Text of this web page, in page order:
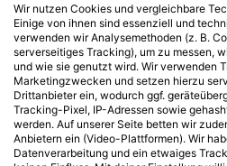
Wir nutzen Cookies und vergleichbare
Einige von ihnen sind essenziell und
verwenden wir Analysemethoden (z. B.
serverseitiges Tracking), um zu messen,
und wie sie genutzt wird. Wir verwenden
Marketingzwecken und setzen hierzu
Drittanbieter ein, wodurch ggf.
Tracking-Pixel, IP-Adressen sowie
werden. Auf unserer Seite betten wir
Anbietern ein (Video-Plattformen). Wir
Datenverarbeitung und ein etwaiges